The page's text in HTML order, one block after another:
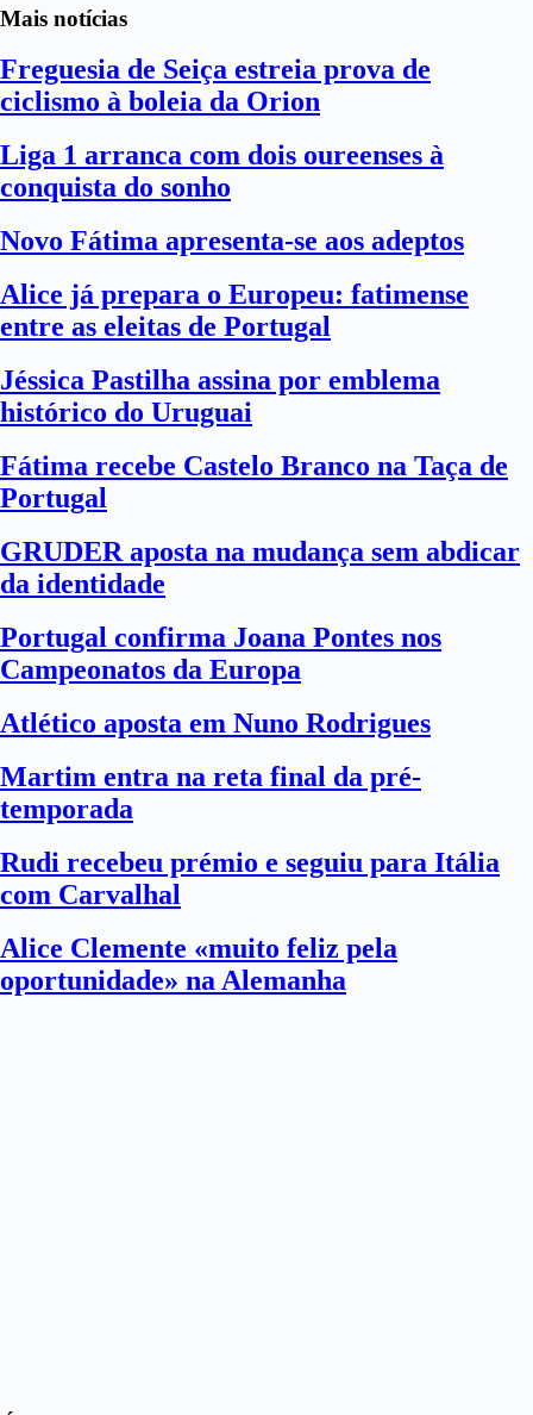
Mais notícias
Freguesia de Seiça estreia prova de
ciclismo à boleia da Orion
Liga 1 arranca com dois oureenses à
conquista do sonho
Novo Fátima apresenta-se aos adeptos
Alice já prepara o Europeu: fatimense
entre as eleitas de Portugal
Jéssica Pastilha assina por emblema
histórico do Uruguai
Fátima recebe Castelo Branco na Taça de
Portugal
GRUDER aposta na mudança sem abdicar
da identidade
Portugal confirma Joana Pontes nos
Campeonatos da Europa
Atlético aposta em Nuno Rodrigues
Martim entra na reta final da pré-
temporada
Rudi recebeu prémio e seguiu para Itália
com Carvalhal
Alice Clemente «muito feliz pela
oportunidade» na Alemanha